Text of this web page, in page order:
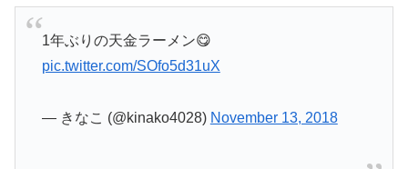
1年ぶりの天金ラーメン😋
pic.twitter.com/SOfo5d31uX
— きなこ (@kinako4028) November 13, 2018